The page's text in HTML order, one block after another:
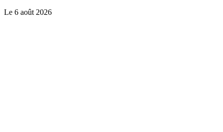
Le 6 août 2026